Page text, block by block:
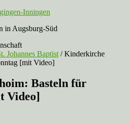
Inningen
in Augsburg-Süd
Johannes Baptist /Kinderkirche
[mit Video]
Basteln für
Video]